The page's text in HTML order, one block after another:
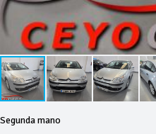
Segunda mano